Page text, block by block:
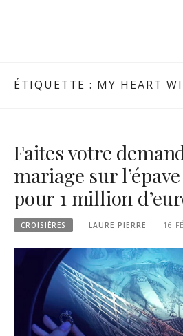
ÉTIQUETTE : MY HEART
Faites votre
mariage sur
pour 1 million
CROISIÈRES LAURE PIERRE 16